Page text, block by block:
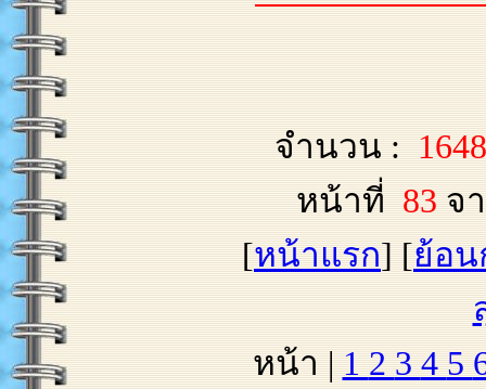
จำนวน :
หน้าที่ 83 จ
[หน้าแรก] [ย้อ
หน้า | 1 2 3 4 5